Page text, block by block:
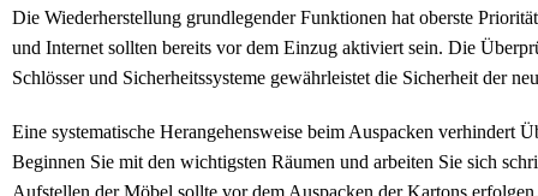
Die Wiederherstellung grundlegender Funktionen hat oberste
und Internet sollten bereits vor dem Einzug aktiviert sein. Die
Schlösser und Sicherheitssysteme gewährleistet die Sicherheit der
Eine systematische Herangehensweise beim Auspacken verhindert
Beginnen Sie mit den wichtigsten Räumen und arbeiten Sie sich